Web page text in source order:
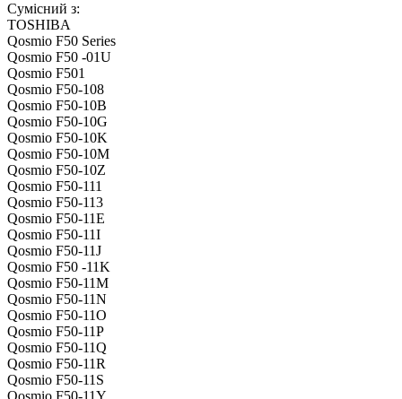
Сумісний з:
TOSHIBA
Qosmio F50 Series
Qosmio F50 -01U
Qosmio F501
Qosmio F50-108
Qosmio F50-10B
Qosmio F50-10G
Qosmio F50-10K
Qosmio F50-10M
Qosmio F50-10Z
Qosmio F50-111
Qosmio F50-113
Qosmio F50-11E
Qosmio F50-11I
Qosmio F50-11J
Qosmio F50 -11K
Qosmio F50-11M
Qosmio F50-11N
Qosmio F50-11O
Qosmio F50-11P
Qosmio F50-11Q
Qosmio F50-11R
Qosmio F50-11S